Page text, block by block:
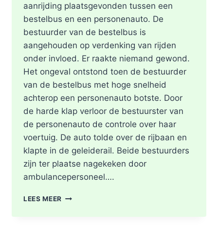
aanrijding plaatsgevonden tussen een
bestelbus en een personenauto. De
bestuurder van de bestelbus is
aangehouden op verdenking van rijden
onder invloed. Er raakte niemand gewond.
Het ongeval ontstond toen de bestuurder
van de bestelbus met hoge snelheid
achterop een personenauto botste. Door
de harde klap verloor de bestuurster van
de personenauto de controle over haar
voertuig. De auto tolde over de rijbaan en
klapte in de geleiderail. Beide bestuurders
zijn ter plaatse nagekeken door
ambulancepersoneel….
LEES MEER HOOFDRIJBAAN